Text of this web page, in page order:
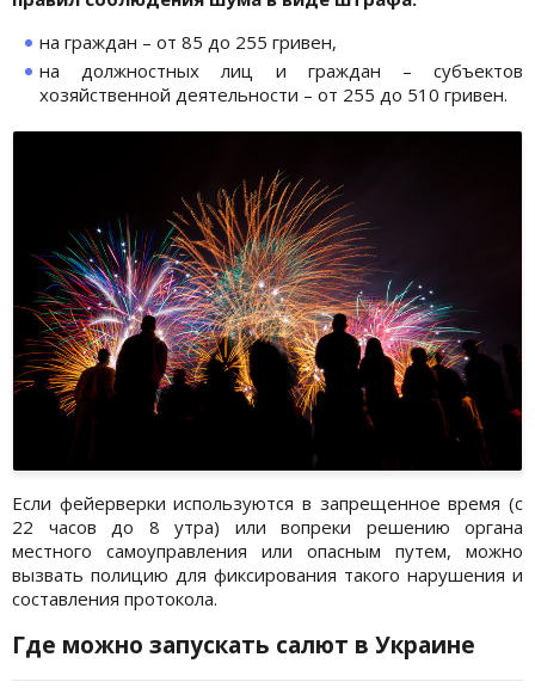
на граждан – от 85 до 255 гривен,
на должностных лиц и граждан – субъектов
хозяйственной деятельности – от 255 до 510 гривен.
Если фейерверки используются в запрещенное время (с
22 часов до 8 утра) или вопреки решению органа
местного самоуправления или опасным путем, можно
вызвать полицию для фиксирования такого нарушения и
составления протокола.
Где можно запускать салют в Украине